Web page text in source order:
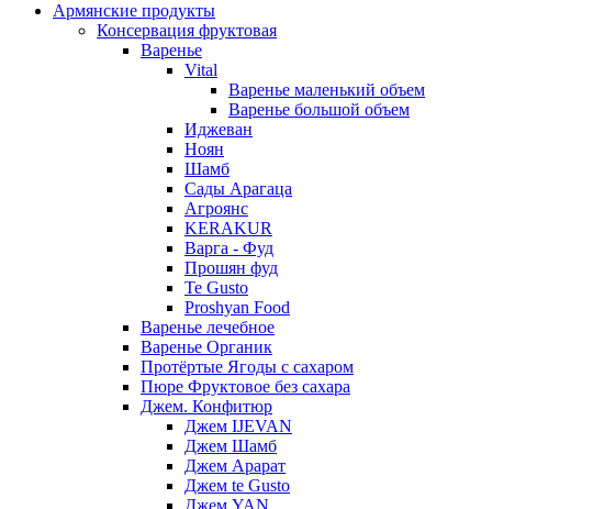
Армянские продукты
Консервация фруктовая
Варенье
Vital
Варенье маленький объем
Варенье большой объем
Иджеван
Ноян
Шамб
Сады Арагаца
Агроянс
KERAKUR
Варга - Фуд
Прошян фуд
Te Gusto
Proshyan Food
Варенье лечебное
Варенье Органик
Протёртые Ягоды с сахаром
Пюре Фруктовое без сахара
Джем. Конфитюр
Джем IJEVAN
Джем Шамб
Джем Арарат
Джем te Gusto
Джем YAN